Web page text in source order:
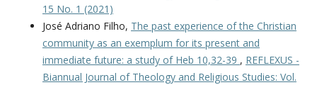
15 No. 1 (2021)
José Adriano Filho, The past experience of the Christian
community as an exemplum for its present and
immediate future: a study of Heb 10,32-39 , REFLEXUS -
Biannual Journal of Theology and Religious Studies: Vol.